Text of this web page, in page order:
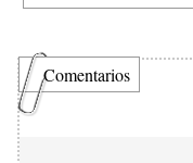
Comentarios